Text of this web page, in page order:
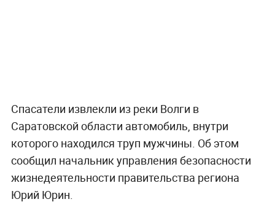
Спасатели извлекли из реки Волги в
Саратовской области автомобиль, внутри
которого находился труп мужчины. Об этом
сообщил начальник управления безопасности
жизнедеятельности правительства региона
Юрий Юрин.